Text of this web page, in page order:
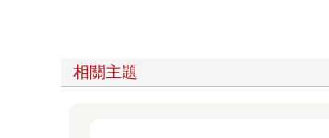
相關主題